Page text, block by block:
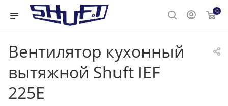
0
Вентилятор кухонный
вытяжной Shuft IEF
225E